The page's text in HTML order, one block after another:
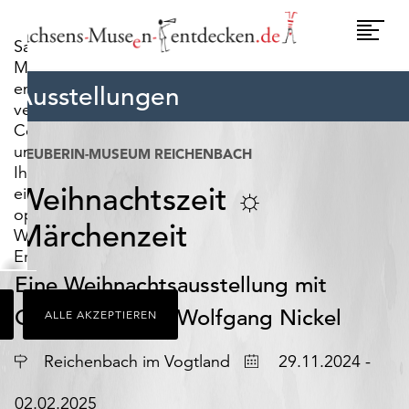
Sachsens-
Museen-
entdecken.de
verwendet
Cookies,
um
Ihnen
ein
optimales
Webseiten-
Erlebnis
zu
bieten.
Dazu
zählen
Cookies,
für
ALLE AKZEPTIEREN
Ausstellungen
NEUBERIN-MUSEUM REICHENBACH
Weihnachtszeit ☼
Märchenzeit
Eine Weihnachtsausstellung mit
Glasbildern von Wolfgang Nickel
Ort Reichenbach im Vogtland Datum29.11.2024 -
02.02.2025